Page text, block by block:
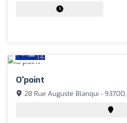
O'point
28 Rue Auguste Blanqui -